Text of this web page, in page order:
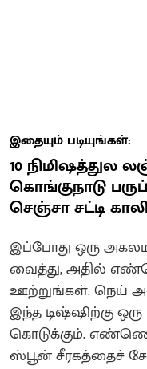
இதையும் படியுங்கள்:
10 நிமிஷத்துல
கொங்குநாடு
செஞ்சா சட்டி
இப்போது ஒரு
வைத்து, அதில்
ஊற்றுங்கள். நெய்
இந்த டிஷ்ஷிற்கு
கொடுக்கும்.
ஸ்பூன் சீரகத்தைச்